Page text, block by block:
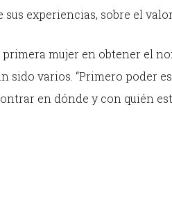
experiencias, sobre el
mujer en obtener el
sido varios. “Primero poder
en dónde y con quién